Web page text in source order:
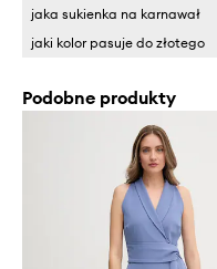
jaka sukienka na karnawał
jaki kolor pasuje do złotego
Podobne produkty